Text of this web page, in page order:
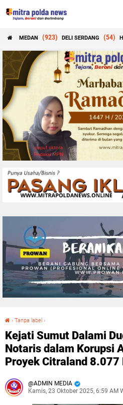
MEDAN (923) DELI SERDANG (54)
› Tanpa label ›
Kejati Sumut Dalami
Notaris dalam Korupsi
Proyek Citraland 8.077
ADMIN MEDIA
Kamis, 23 Oktober 2025, 6:59 AM